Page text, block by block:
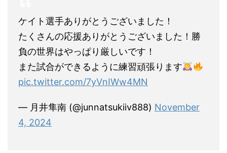
ケイト選手ありがとうございました！
たくさんの応援ありがとうございました！勝
負の世界はやっぱり厳しいです！
また試合ができるように練習頑張ります
pic.twitter.com/7yVnIWw4MN
— 月井隼南 (@junnatsukiiv888) November
4, 2024